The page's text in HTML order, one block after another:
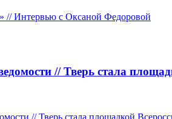
// Тверь стала